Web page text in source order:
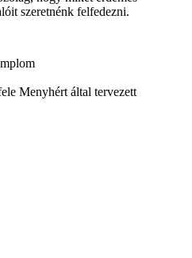
szeretnénk felfedezni.
Menyhért által tervezett